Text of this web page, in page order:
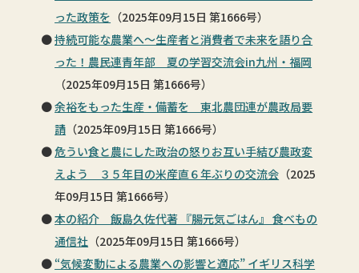
った政策を （2025年09月15日 第1666号）
持続可能な農業へ〜生産者と消費者で未来を語り合
った！農民連青年部 夏の学習交流会in九州・福岡
（2025年09月15日 第1666号）
余裕をもった生産・備蓄を 東北農団連が農政局要
請 （2025年09月15日 第1666号）
危うい食と農にした政治の怒りお互い手結び農政変
えよう ３５年目の米産直６年ぶりの交流会 （2025
年09月15日 第1666号）
本の紹介 飯島久佐代著 『腸元気ごはん』 食べもの
通信社 （2025年09月15日 第1666号）
“気候変動による農業への影響と適応” イギリス科学